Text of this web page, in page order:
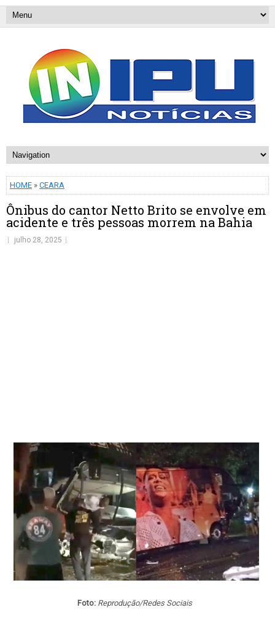
HOME » CEARA
Ônibus do cantor Netto Brito se envolve em
acidente e três pessoas morrem na Bahia
julho 28, 2025
Foto: Reprodução/Redes Sociais